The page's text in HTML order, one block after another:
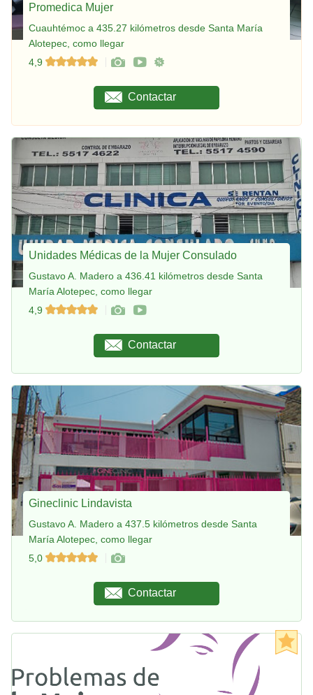
Promedica Mujer
Cuauhtémoc a 435.27 kilómetros desde Santa María
Alotepec, como llegar
4,9
Contactar
Unidades Médicas de la Mujer Consulado
Gustavo A. Madero a 436.41 kilómetros desde Santa
María Alotepec, como llegar
4,9
Contactar
Gineclinic Lindavista
Gustavo A. Madero a 437.5 kilómetros desde Santa
María Alotepec, como llegar
5,0
Contactar